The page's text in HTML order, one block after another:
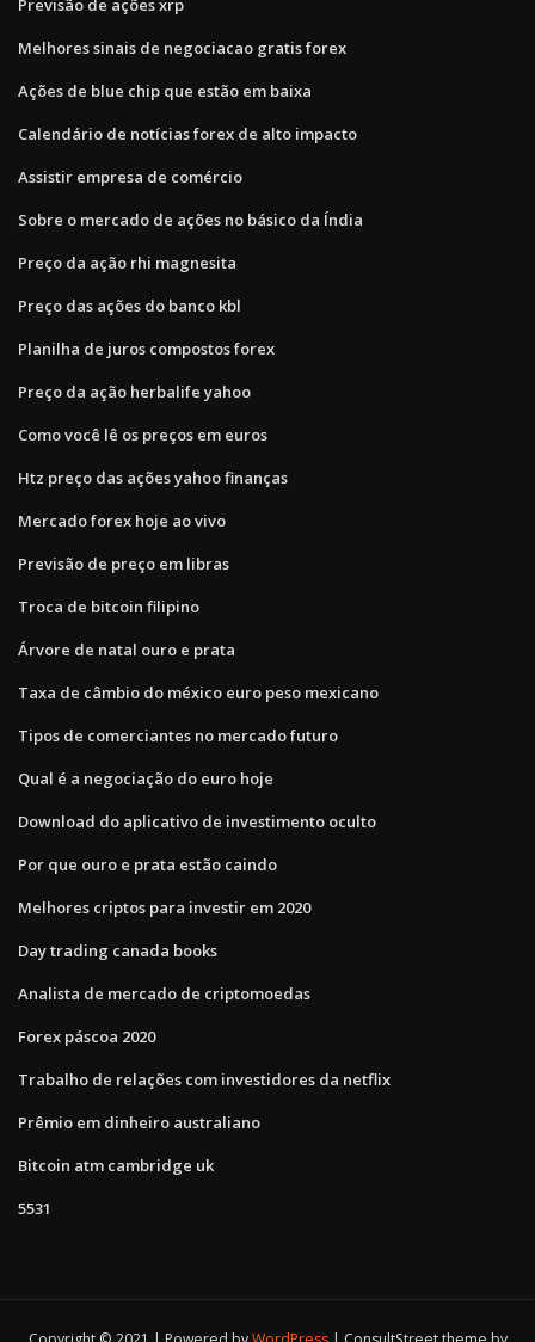
Previsão de ações xrp
Melhores sinais de negociacao gratis forex
Ações de blue chip que estão em baixa
Calendário de notícias forex de alto impacto
Assistir empresa de comércio
Sobre o mercado de ações no básico da Índia
Preço da ação rhi magnesita
Preço das ações do banco kbl
Planilha de juros compostos forex
Preço da ação herbalife yahoo
Como você lê os preços em euros
Htz preço das ações yahoo finanças
Mercado forex hoje ao vivo
Previsão de preço em libras
Troca de bitcoin filipino
Árvore de natal ouro e prata
Taxa de câmbio do méxico euro peso mexicano
Tipos de comerciantes no mercado futuro
Qual é a negociação do euro hoje
Download do aplicativo de investimento oculto
Por que ouro e prata estão caindo
Melhores criptos para investir em 2020
Day trading canada books
Analista de mercado de criptomoedas
Forex páscoa 2020
Trabalho de relações com investidores da netflix
Prêmio em dinheiro australiano
Bitcoin atm cambridge uk
5531